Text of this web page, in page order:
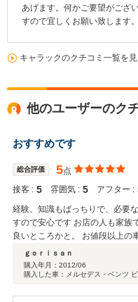
あげます。何かご要望がござ
すので宜しくお願い致します。
キャラックのクチコミ一覧を
他のユーザーのク
おすすめです
総合評価 5点
接客 : 5 雰囲気 : 5 アフター :
経験、知識もばっちりで、必要
すので安心です お店の人も家族
良いところかと。 お値段以上の
ｇｏｒｉｓａｎ
購入年月： 2012/06
購入した車：メルセデス・ベンツ